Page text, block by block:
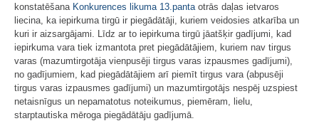
konstatēšana Konkurences likuma 13.panta otrās daļas ietvaros
liecina, ka iepirkuma tirgū ir piegādātāji, kuriem veidosies atkarība un
kuri ir aizsargājami. Līdz ar to iepirkuma tirgū jāatšķir gadījumi, kad
iepirkuma vara tiek izmantota pret piegādātājiem, kuriem nav tirgus
varas (mazumtirgotāja vienpusēji tirgus varas izpausmes gadījumi),
no gadījumiem, kad piegādātājiem arī piemīt tirgus vara (abpusēji
tirgus varas izpausmes gadījumi) un mazumtirgotājs nespēj uzspiest
netaisnīgus un nepamatotus noteikumus, piemēram, lielu,
starptautiska mēroga piegādātāju gadījumā.